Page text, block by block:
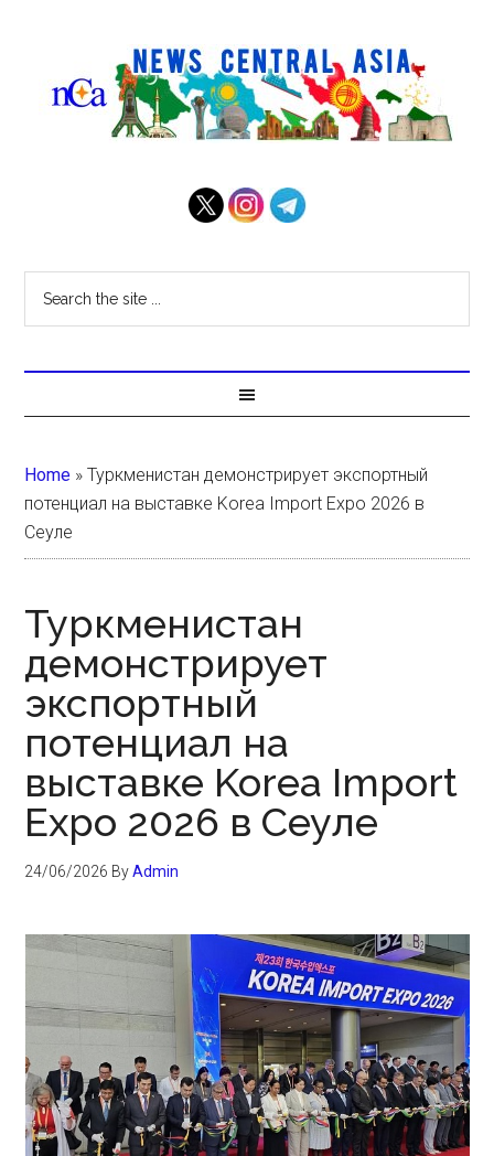
Home »Туркменистан демонстрирует экспортный
потенциал на выставке Korea Import Expo 2026 в
Сеуле
Туркменистан
демонстрирует
экспортный
потенциал на
выставке Korea Import
Expo 2026 в Сеуле
24/06/2026 ByAdmin